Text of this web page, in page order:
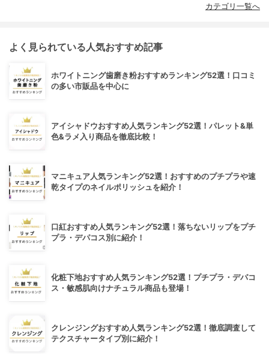
カテゴリ一覧へ
よく見られている人気おすすめ記事
ホワイトニング歯磨き粉おすすめランキング52選！口コミ
の多い市販品を中心に
アイシャドウおすすめ人気ランキング52選！パレット&単
色&ラメ入り商品を徹底比較！
マニキュア人気ランキング52選！おすすめのプチプラや速
乾タイプのネイルポリッシュを紹介！
口紅おすすめ人気ランキング52選！落ちないリップをプチ
プラ・デパコス別に紹介！
化粧下地おすすめ人気ランキング52選！プチプラ・デパコ
ス・敏感肌向けナチュラル商品も登場！
クレンジングおすすめ人気ランキング52選！徹底調査して
テクスチャータイプ別に紹介！